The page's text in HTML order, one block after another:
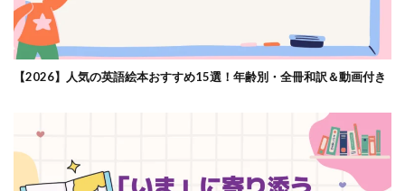
【2026】人気の英語絵本おすすめ15選！年齢別・全冊和訳＆動画付き